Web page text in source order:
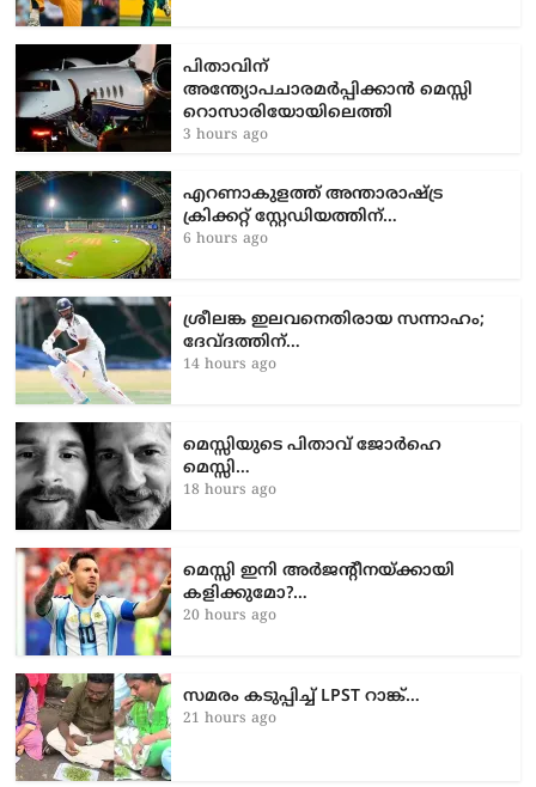
പിതാവിന്
അന്ത്യോപചാരമർപ്പിക്കാൻ മെസ്സി
റൊസാരിയോയിലെത്തി
3 hours ago
എറണാകുളത്ത് അന്താരാഷ്ട്ര
ക്രിക്കറ്റ് സ്റ്റേഡിയത്തിന്…
6 hours ago
ശ്രീലങ്ക ഇലവനെതിരായ സന്നാഹം;
ദേവ്ദത്തിന്…
14 hours ago
മെസ്സിയുടെ പിതാവ് ജോർഹെ
മെസ്സി…
18 hours ago
മെസ്സി ഇനി അർജന്റീനയ്ക്കായി
കളിക്കുമോ?…
20 hours ago
സമരം കടുപ്പിച്ച് LPST റാങ്ക്…
21 hours ago